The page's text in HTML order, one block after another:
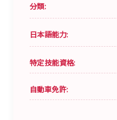
分類:
日本語能力:
特定技能資格:
自動車免許: